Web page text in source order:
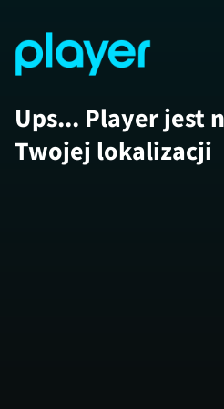
Ups... Player jest
Twojej lokalizacji